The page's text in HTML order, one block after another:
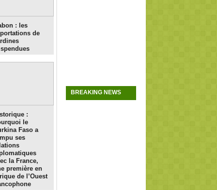
: les
de
:
le
Faso a
ses
la France,
première en
de l’Ouest
BREAKING NEWS